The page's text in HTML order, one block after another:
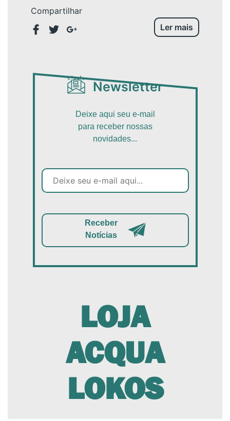
Compartilhar
Ler mais
Newsletter
Deixe aqui seu e-mail
para receber nossas
novidades...
Receber
Notícias
LOJA
ACQUA
LOKOS